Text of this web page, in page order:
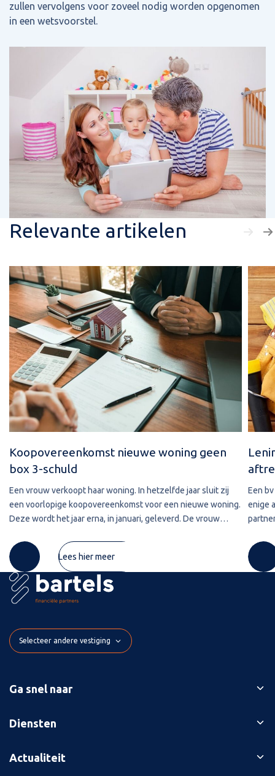
zullen vervolgens voor zoveel nodig worden opgenomen
in een wetsvoorstel.
Relevante artikelen
Koopovereenkomst nieuwe woning geen
box 3-schuld
Een vrouw verkoopt haar woning. In hetzelfde jaar sluit zij
een voorlopige koopovereenkomst voor een nieuwe woning.
Deze wordt het jaar erna, in januari, geleverd. De vrouw
derdengeldrekening van
Lees hier meer
Een
enige
Selecteer andere vestiging
Ga snel naar
Ons verhaal
Succesverhalen
Diensten
Bedrijfsopvolging
Actualiteit